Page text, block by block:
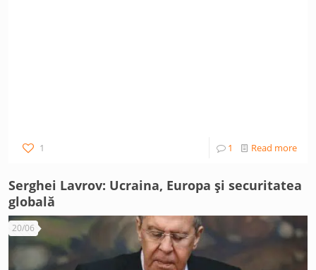
1 1 Read more
Serghei Lavrov: Ucraina, Europa și securitatea
globală
20/06